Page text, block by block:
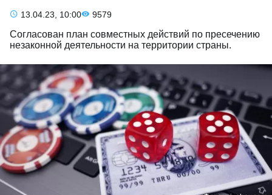
13.04.23, 10:00 9579
Согласован план совместных действий по пресечению
незаконной деятельности на территории страны.